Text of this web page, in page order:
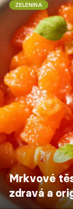
ZELENINA
Mrkvové
zdravá a